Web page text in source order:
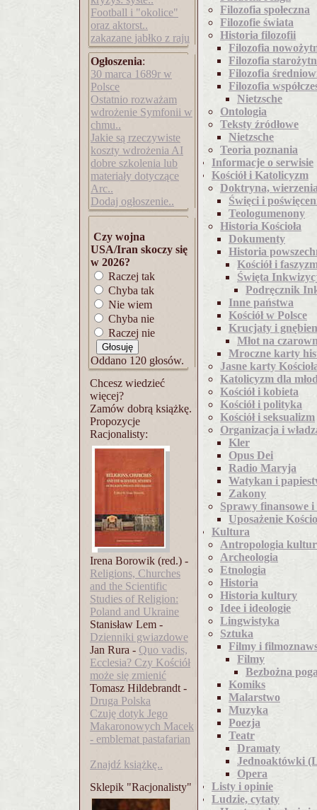
Football i "okolice"
oraz aktorst..
zakazane jabłko z raju
Ogłoszenia:
30 marca 1689r w
Polsce
Ostatnio rozważam
wdrożenie Symfonii w
chmu..
Jakie są rzeczywiste
koszty wdrożenia AI
dobre szkolenia lub
materiały dotyczące
Arc..
Dodaj ogłoszenie..
Czy wojna
USA/Iran skoczy się
w 2026?
Raczej tak
Chyba tak
Nie wiem
Chyba nie
Raczej nie
Oddano 120 głosów.
Chcesz wiedzieć
więcej?
Zamów dobrą książkę.
Propozycje
Racjonalisty:
Irena Borowik (red.) -
Religions, Churches
and the Scientific
Studies of Religion:
Poland and Ukraine
Stanisław Lem -
Dzienniki gwiazdowe
Jan Rura - Quo vadis,
Ecclesia? Czy Kościół
może się zmienić
Tomasz Hildebrandt -
Druga Polska
Czuję dotyk Jego
Makaronowych Macek
- emblemat pastafarian
Znajdź książkę..
Sklepik "Racjonalisty"
Filozofia społeczna
Filozofie świata
Historia filozofii
Filozofia
Filozofia
Filozofia
Filozofia
Nietzsche
Ontologia
Teksty źródłowe
Nietzsche
Teoria poznania
Informacje o serwisie
Kościół i Katolicyzm
Doktryna,
Święci i
Teologumenony
Historia Kościoła
Dokumenty
Historia
Kościół i
Święta
Podręcznik
Inne państwa
Kościół w Polsce
Krucjaty i
Młot na
Mroczne karty
Jasne karty
Katolicyzm dla
Kościół i kobieta
Kościół i polityka
Kościół i seksualizm
Organizacja i
Kler
Opus Dei
Radio Maryja
Watykan i
Zakony
Sprawy finansowe
Uposażenie
Kultura
Antropologia
Archeologia
Etnologia
Historia
Historia kultury
Idee i ideologie
Lingwistyka
Sztuka
Filmy i
Filmy
Bezbożna
Komiks
Malarstwo
Muzyka
Poezja
Teatr
Dramaty
Jednoaktówki
Opera
Listy i opinie
Ludzie, cytaty